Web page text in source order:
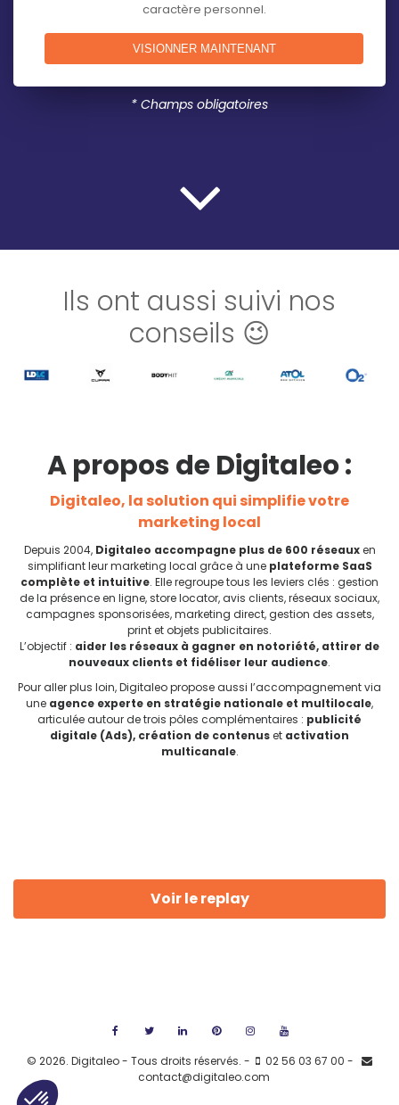
caractère personnel.
* Champs obligatoires
Ils ont aussi suivi nos
conseils 😉
A propos de Digitaleo :
Digitaleo, la solution qui simplifie votre
marketing local
Depuis 2004, Digitaleo accompagne plus de 600 réseauxen
simplifiant leur marketing local grâce à une plateforme SaaS
complète et intuitive. Elle regroupe tous les leviers clés : gestion
de la présence en ligne, store locator, avis clients, réseaux sociaux,
campagnes sponsorisées, marketing direct, gestion des assets,
print et objets publicitaires.
L’objectif : aider les réseaux à gagner en notoriété, attirer de
nouveaux clients et fidéliser leur audience.
Pour aller plus loin, Digitaleo propose aussi l’accompagnement via
une agence experte en stratégie nationale et multilocale,
articulée autour de trois pôles complémentaires : publicité
digitale (Ads), création de contenuset activation
multicanale.
Voir le replay
© 2026. Digitaleo - Tous droits réservés. -
02 56 03 67 00 -
contact@digitaleo.com